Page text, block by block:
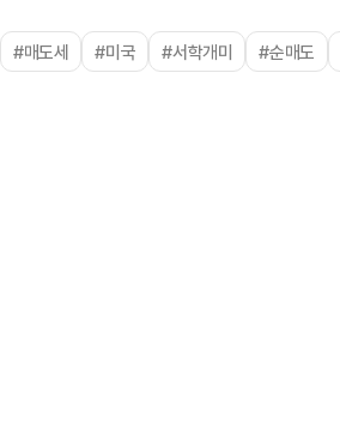
#매도세 #미국 #서학개미 #순매도